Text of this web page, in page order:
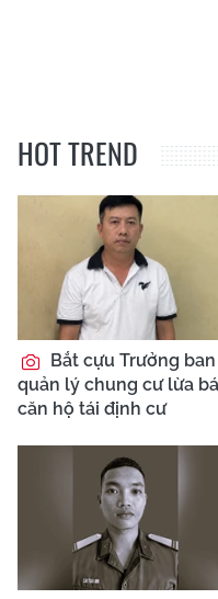
HOT TREND
Bắt cựu Trưởng ban
quản lý chung cư lừa
căn hộ tái định cư